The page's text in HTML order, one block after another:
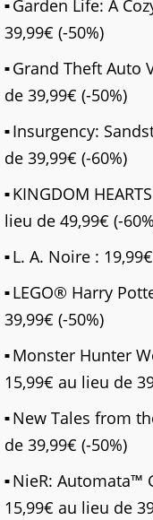
Garden Life: A
39,99€ (-50%)
Grand Theft Auto
de 39,99€ (-50%)
Insurgency:
de 39,99€ (-60%)
KINGDOM
lieu de 49,99€ (-
L. A. Noire :
LEGO® Harry
39,99€ (-50%)
Monster Hunter
15,99€ au lieu de
New Tales from
de 39,99€ (-50%)
NieR: Automata™
15,99€ au lieu de